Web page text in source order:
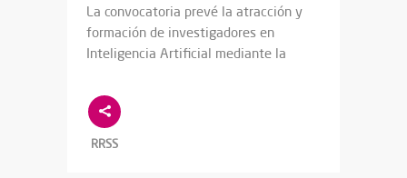
La convocatoria prevé la atracción y
formación de investigadores en
Inteligencia Artificial mediante la
RRSS